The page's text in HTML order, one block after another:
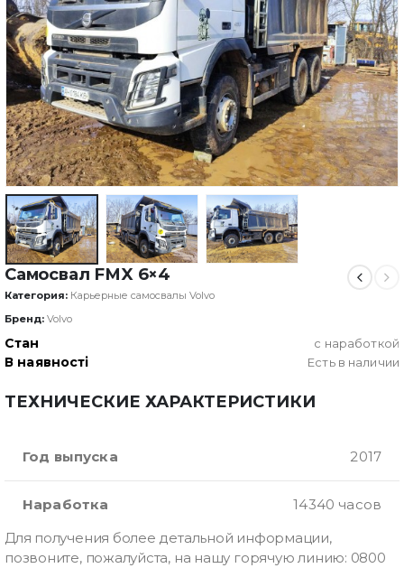
Самосвал FMX 6×4
Категория: Карьерные самосвалы Volvo
Бренд: Volvo
Стан с наработкой
В наявності Есть в наличии
ТЕХНИЧЕСКИЕ ХАРАКТЕРИСТИКИ
Год выпуска 2017
Наработка
14340 часов
Для получения более детальной информации,
позвоните, пожалуйста, на нашу горячую линию: 0800